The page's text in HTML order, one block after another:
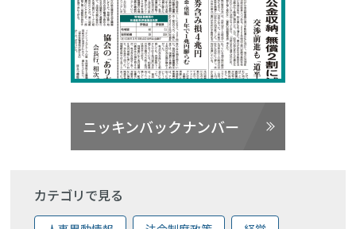
ニッキンバックナンバー
カテゴリで見る